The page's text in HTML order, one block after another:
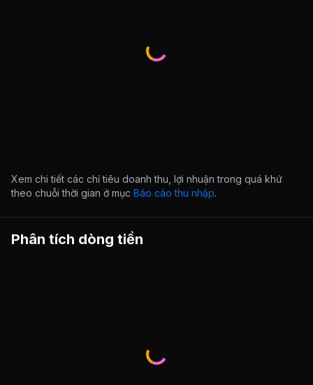
Xem chi tiết các chỉ tiêu doanh thu, lợi nhuận trong quá khứ
theo chuỗi thời gian ở mục Báo cáo thu nhập.
Phân tích dòng tiền